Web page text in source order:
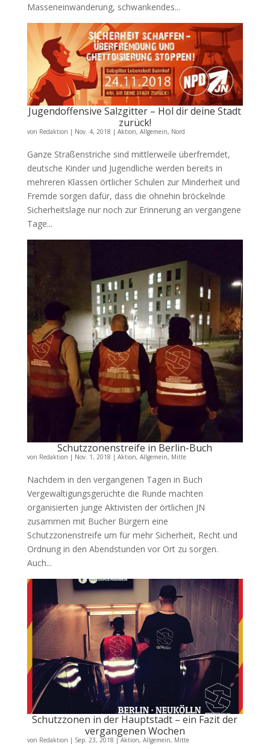
Masseneinwanderung, schwankendes...
Jugendoffensive Salzgitter – Hol dir deine Stadt
zurück!
von Redaktion | Nov. 4, 2018 | Aktion, Allgemein, Nord
Ganze Straßenstriche sind mittlerweile überfremdet,
deutsche Kinder und Jugendliche werden bereits in
mehreren Klassen örtlicher Schulen zur Minderheit und
Fremde sorgen dafür, dass die ohnehin bröckelnde
Sicherheitslage nur noch zur Erinnerung an vergangene
Tage...
Schutzzonenstreife in Berlin-Buch
von Redaktion | Nov. 1, 2018 | Aktion, Allgemein, Mitte
Nachdem in den vergangenen Tagen in Buch
Vergewaltigungsgerüchte die Runde machten
organisierten junge Aktivisten der örtlichen JN
zusammen mit Bucher Bürgern eine
Schutzzonenstreife um für mehr Sicherheit, Recht und
Ordnung in den Abendstunden vor Ort zu sorgen.
Auch...
Schutzzonen in der Hauptstadt – ein Fazit der
vergangenen Wochen
von Redaktion | Sep. 23, 2018 |Aktion, Allgemein, Mitte